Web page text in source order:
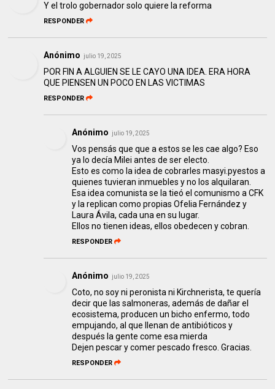
Y el trolo gobernador solo quiere la reforma
RESPONDER
Anónimo julio 19, 2025
POR FIN A ALGUIEN SE LE CAYO UNA IDEA. ERA HORA
QUE PIENSEN UN POCO EN LAS VICTIMAS
RESPONDER
Anónimo julio 19, 2025
Vos pensás que que a estos se les cae algo? Eso
ya lo decía Milei antes de ser electo.
Esto es como la idea de cobrarles masyi.pyestos a
quienes tuvieran inmuebles y no los alquilaran.
Esa idea comunista se la tieó el comunismo a CFK
y la replican como propias Ofelia Fernández y
Laura Ávila, cada una en su lugar.
Ellos no tienen ideas, ellos obedecen y cobran.
RESPONDER
Anónimo julio 19, 2025
Coto, no soy ni peronista ni Kirchnerista, te quería
decir que las salmoneras, además de dañar el
ecosistema, producen un bicho enfermo, todo
empujando, al que llenan de antibióticos y
después la gente come esa mierda
Dejen pescar y comer pescado fresco. Gracias.
RESPONDER